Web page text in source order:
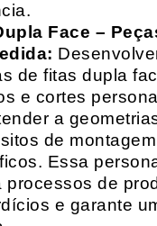
Face –
de fitas dupla
e cortes
a
de montagem
Essa
processos de
e garante